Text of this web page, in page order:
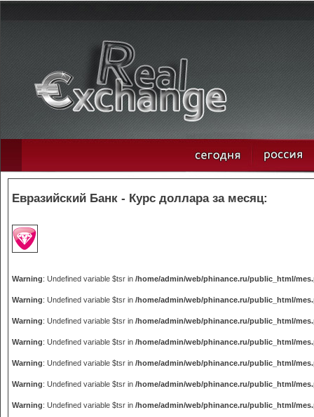
Евразийский Банк - Курс доллара за месяц:
Warning: Undefined variable $tsr in /home/admin/web/phinance.ru/public_html/
Warning: Undefined variable $tsr in /home/admin/web/phinance.ru/public_html/
Warning: Undefined variable $tsr in /home/admin/web/phinance.ru/public_html/
Warning: Undefined variable $tsr in /home/admin/web/phinance.ru/public_html/
Warning: Undefined variable $tsr in /home/admin/web/phinance.ru/public_html/
Warning: Undefined variable $tsr in /home/admin/web/phinance.ru/public_html/
Warning: Undefined variable $tsr in /home/admin/web/phinance.ru/public_html/